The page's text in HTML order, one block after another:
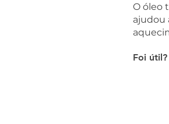
O óleo
ajudou
Foi útil?